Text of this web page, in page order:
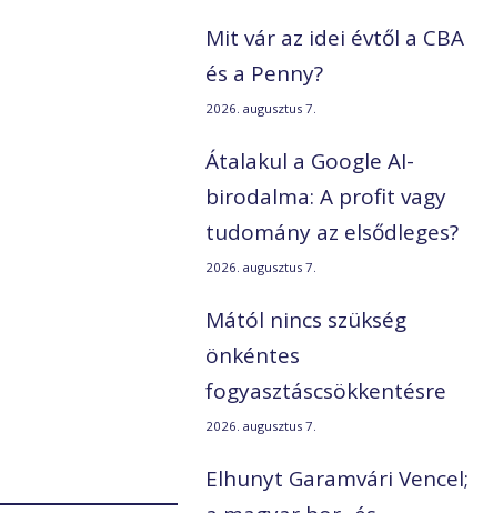
Mit vár az idei évtől a CBA
és a Penny?
2026. augusztus 7.
Átalakul a Google AI-
birodalma: A profit vagy
tudomány az elsődleges?
2026. augusztus 7.
Mától nincs szükség
önkéntes
fogyasztáscsökkentésre
2026. augusztus 7.
Elhunyt Garamvári Vencel;